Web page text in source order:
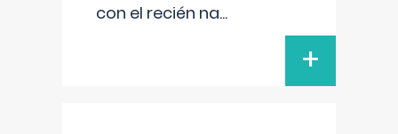
con el recién na...
+